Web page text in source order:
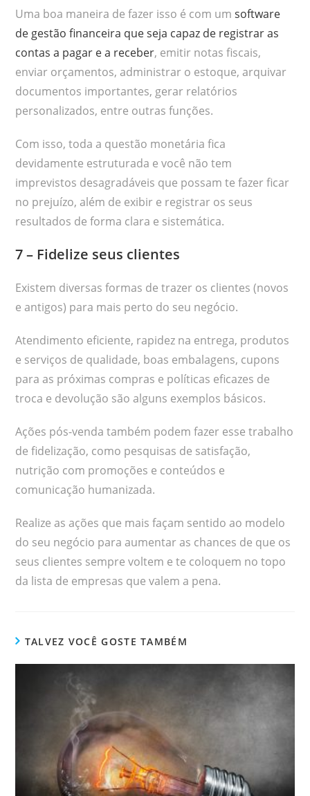
Uma boa maneira de fazer isso é com umsoftware
de gestão financeira que seja capaz de registrar as
contas a pagar e a receber, emitir notas fiscais,
enviar orçamentos, administrar o estoque, arquivar
documentos importantes, gerar relatórios
personalizados, entre outras funções.
Com isso, toda a questão monetária fica
devidamente estruturada e você não tem
imprevistos desagradáveis que possam te fazer ficar
no prejuízo, além de exibir e registrar os seus
resultados de forma clara e sistemática.
7 – Fidelize seus clientes
Existem diversas formas de trazer os clientes (novos
e antigos) para mais perto do seu negócio.
Atendimento eficiente, rapidez na entrega, produtos
e serviços de qualidade, boas embalagens, cupons
para as próximas compras e políticas eficazes de
troca e devolução são alguns exemplos básicos.
Ações pós-venda também podem fazer esse trabalho
de fidelização, como pesquisas de satisfação,
nutrição com promoções e conteúdos e
comunicação humanizada.
Realize as ações que mais façam sentido ao modelo
do seu negócio para aumentar as chances de que os
seus clientes sempre voltem e te coloquem no topo
da lista de empresas que valem a pena.
TALVEZ VOCÊ GOSTE TAMBÉM